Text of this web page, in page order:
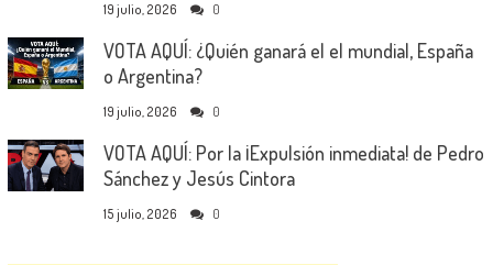
19 julio, 2026 0
VOTA AQUÍ: ¿Quién ganará el el mundial, España
o Argentina?
19 julio, 2026 0
VOTA AQUÍ: Por la ¡Expulsión inmediata! de Pedro
Sánchez y Jesús Cintora
15 julio, 2026 0